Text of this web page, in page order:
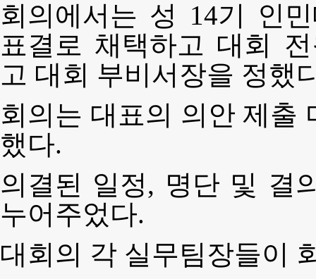
회의에서는 성 14기 인
표결로 채택하고 대회
고 대회 부비서장을 정했
회의는 대표의 의안 제출
했다.
의결된 일정, 명단 및 결
누어주었다.
대회의 각 실무팀장들이